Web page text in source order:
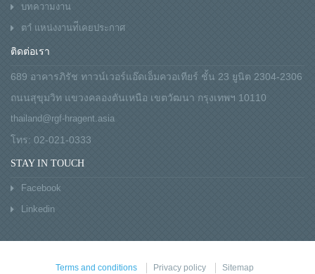
บทความงาน
ตาํ แหน่งงานท่ีเคยประกาศ
ติดต่อเรา
689 อาคารภิรัช ทาวน์เวอร์แอ๊ดเอ็มควอเทียร์ ชั้น 23 ยูนิต 2304-2306
ถนนสุขุมวิท แขวงคลองตันเหนือ เขตวัฒนา กรุงเทพฯ 10110
thailand@rgf-hragent.asia
โทร: 02-021-0333
STAY IN TOUCH
Facebook
Linkedin
Terms and conditions Privacy policy Sitemap